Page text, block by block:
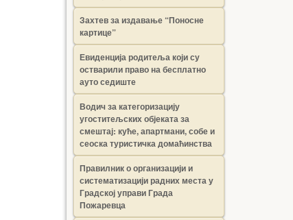
Захтев за издавање “Поносне
картице”
Евиденција родитеља који су
остварили право на бесплатно
ауто седиште
Водич за категоризацију
угоститељских објеката за
смештај: куће, апартмани, собе и
сеоска туристичка домаћинства
Правилник о организацији и
систематизацији радних места у
Градској управи Града
Пожаревца